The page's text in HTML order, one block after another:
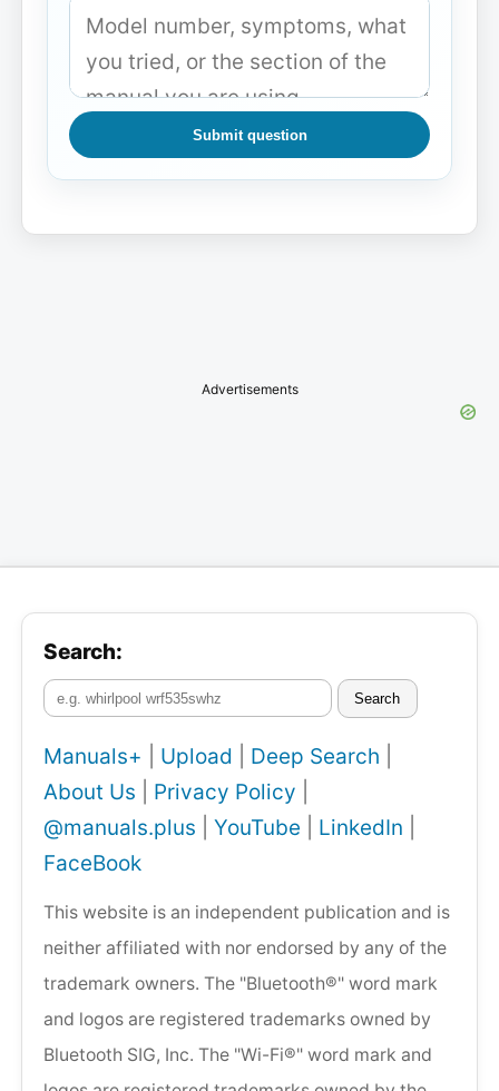
Submit question
Advertisements
Search:
Search
Manuals+ Upload Deep Search
About Us
Privacy Policy
@manuals.plus
YouTube LinkedIn
FaceBook
This website is an independent publication and is
neither affiliated with nor endorsed by any of the
trademark owners. The "Bluetooth®" word mark
and logos are registered trademarks owned by
Bluetooth SIG, Inc. The "Wi-Fi®" word mark and